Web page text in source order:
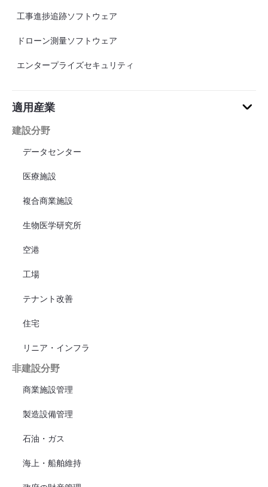
工事進捗追跡ソフトウェア
ドローン測量ソフトウェア
エンタープライズセキュリティ
適用産業
建設分野
データセンター
医療施設
複合商業施設
生物医学研究所
空港
工場
テナント改善
住宅
リニア・インフラ
非建設分野
商業施設管理
製造設備管理
石油・ガス
海上・船舶維持